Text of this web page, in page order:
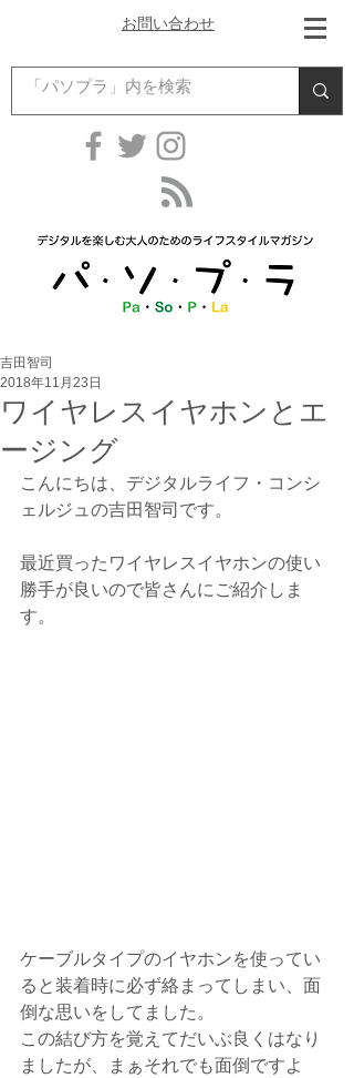
お問い合わせ
ワイヤレスイヤホンとエ
ージング
吉田智司
2018年11月23日
こんにちは、デジタルライフ・コンシ
ェルジュの吉田智司です。
最近買ったワイヤレスイヤホンの使い
勝手が良いので皆さんにご紹介しま
す。
ケーブルタイプのイヤホンを使ってい
ると装着時に必ず絡まってしまい、面
倒な思いをしてました。
この結び方を覚えてだいぶ良くはなり
ましたが、まぁそれでも面倒ですよ